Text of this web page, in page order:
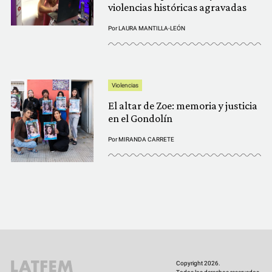
violencias históricas agravadas
PorLAURA MANTILLA-LEÓN
Violencias
El altar de Zoe: memoria y justicia
en el Gondolín
PorMIRANDA CARRETE
Copyright 2026.